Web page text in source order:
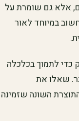
אלא גם שומרת על
במיוחד לאור
כדי לתמוך בכלכלה
שאלו את
השונה שזמינה